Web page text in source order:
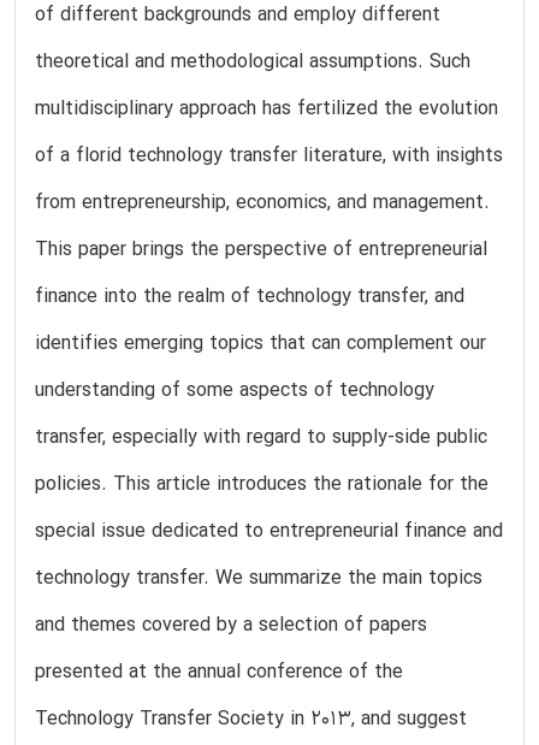
of different backgrounds and employ different
theoretical and methodological assumptions. Such
multidisciplinary approach has fertilized the evolution
of a florid technology transfer literature, with insights
from entrepreneurship, economics, and management.
This paper brings the perspective of entrepreneurial
finance into the realm of technology transfer, and
identifies emerging topics that can complement our
understanding of some aspects of technology
transfer, especially with regard to supply-side public
policies. This article introduces the rationale for the
special issue dedicated to entrepreneurial finance and
technology transfer. We summarize the main topics
and themes covered by a selection of papers
presented at the annual conference of the
Technology Transfer Society in 2013, and suggest